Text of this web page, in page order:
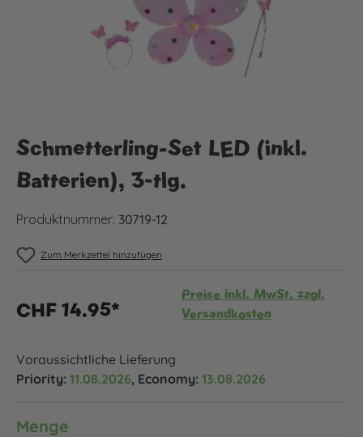
Schmetterling-Set LED (inkl.
Batterien), 3-tlg.
Produktnummer: 30719-12
Zum Merkzettel hinzufügen
CHF 14.95*
Preise inkl. MwSt. zzgl.
Versandkosten
Voraussichtliche Lieferung
Priority: 11.08.2026, Economy: 13.08.2026
Menge